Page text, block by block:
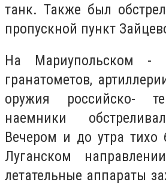
танк. Также был
пропускной пункт
На Мариупольском -
гранатометов,
оружия российско-
наемники
Вечером и до утра тихо
Луганском
летательные аппараты